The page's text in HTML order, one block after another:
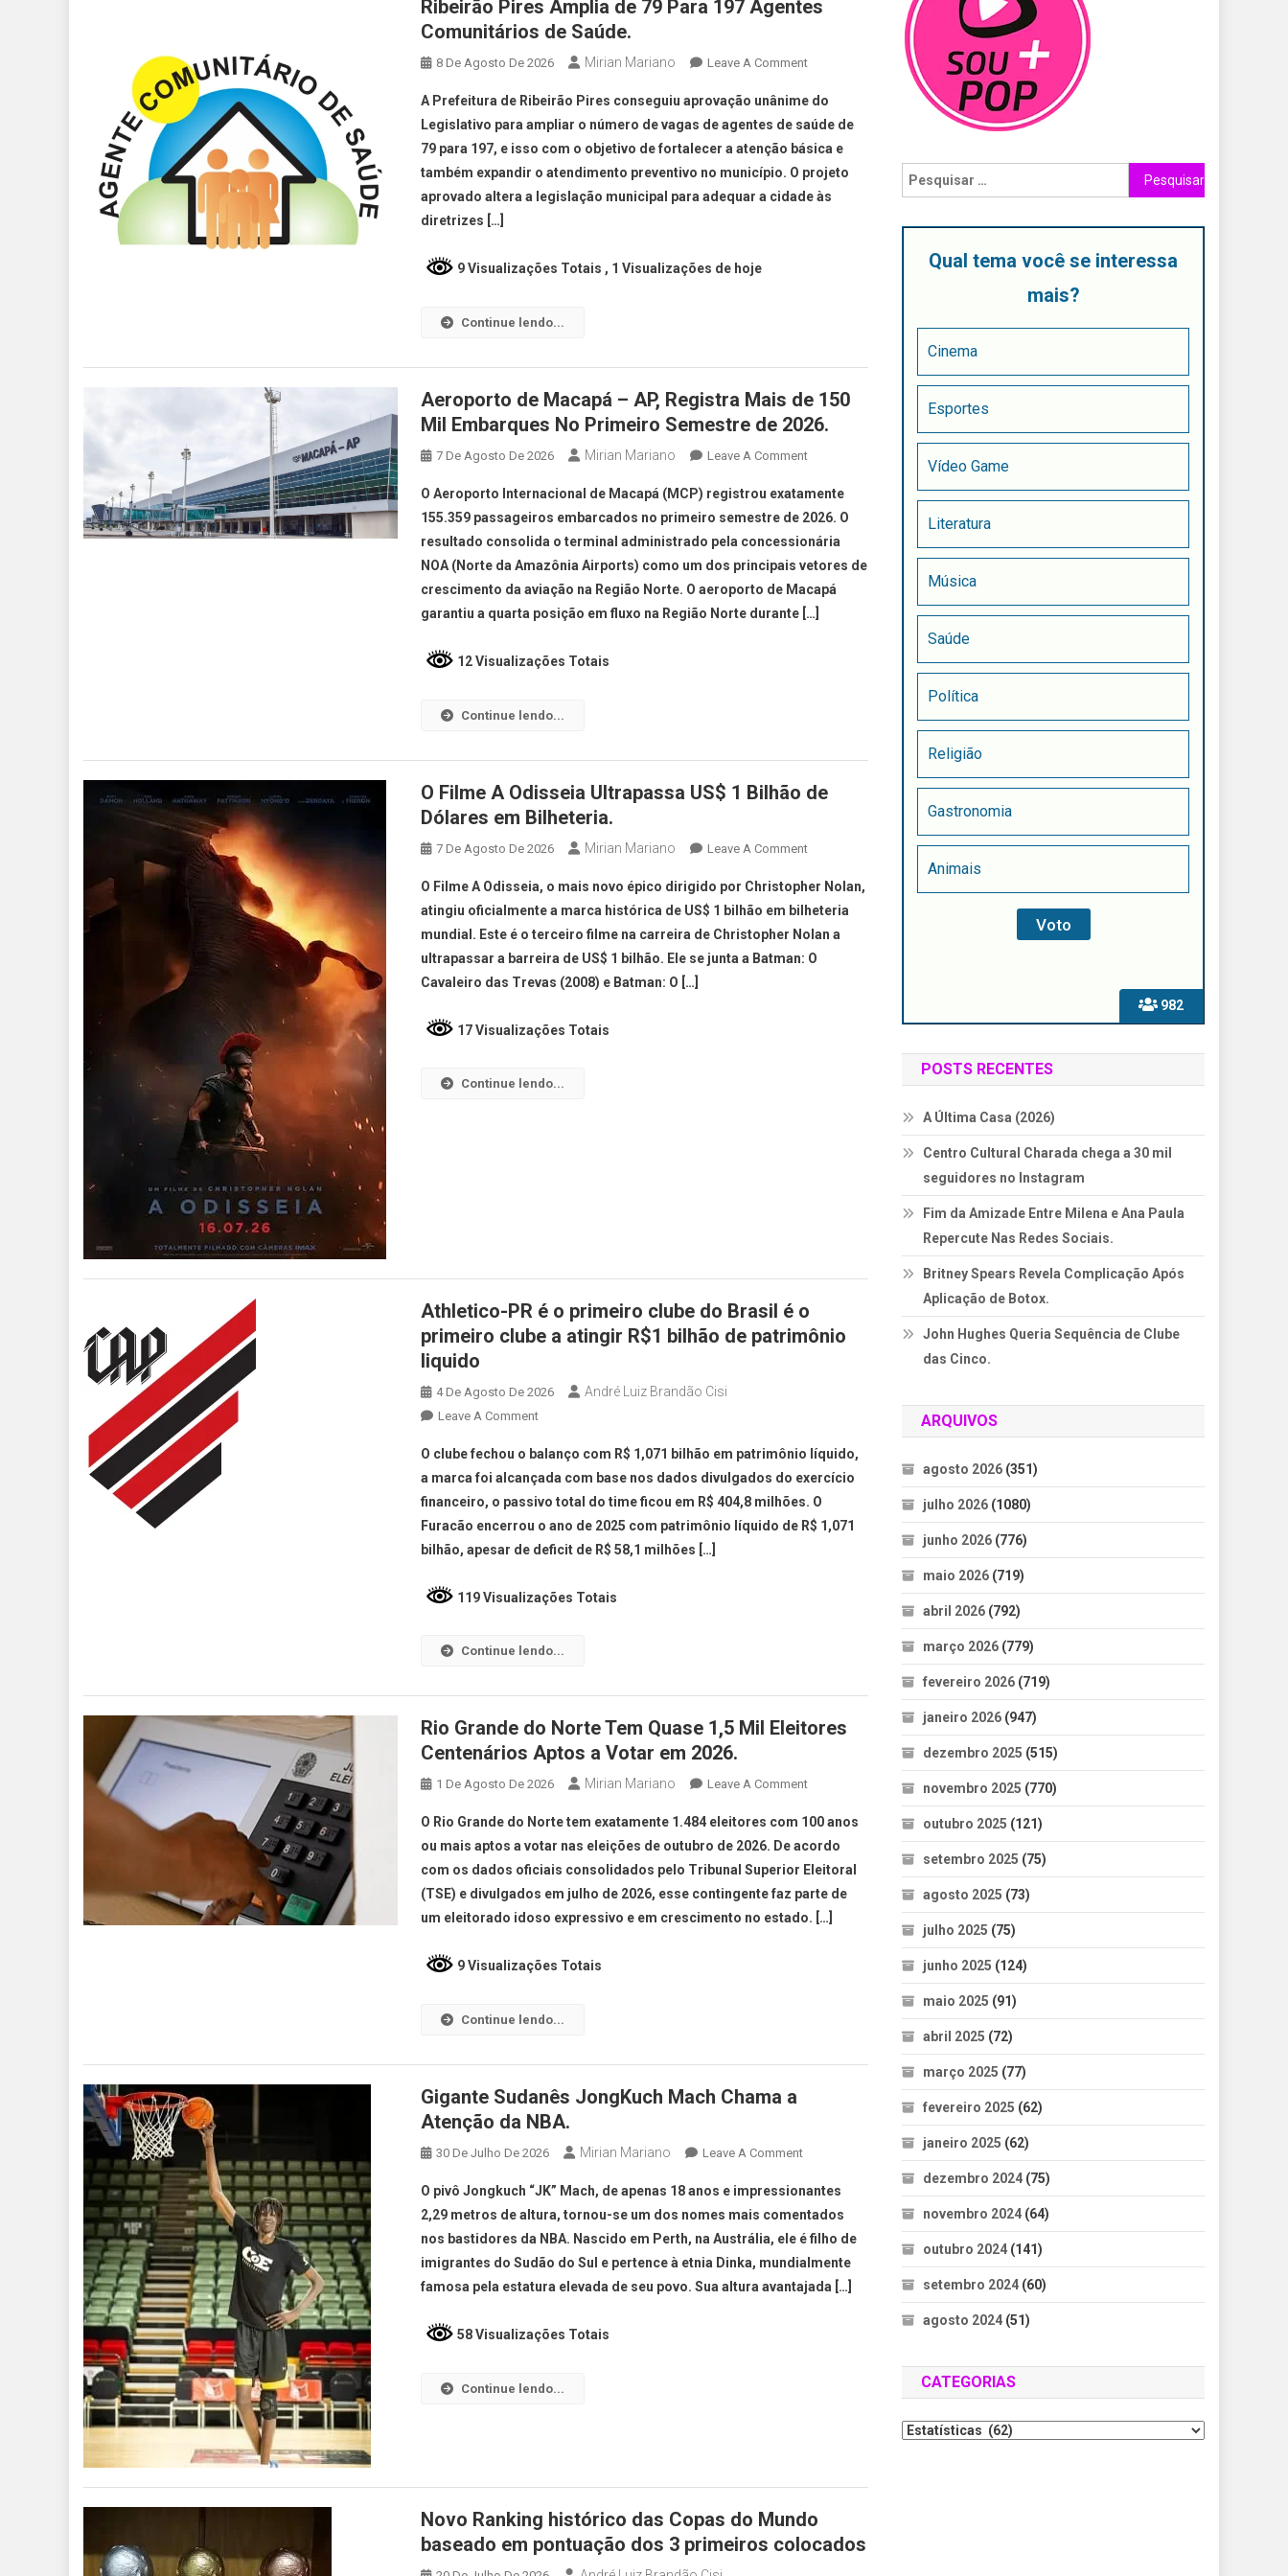
Ribeirão Pires Amplia de 79 Para 197 Agentes
Comunitários de Saúde.
8 De Agosto De 2026 Mirian Mariano Leave A Comment
A Prefeitura de Ribeirão Pires conseguiu aprovação unânime do
Legislativo para ampliar o número de vagas de agentes de saúde de
79 para 197, e isso com o objetivo de fortalecer a atenção básica e
também expandir o atendimento preventivo no município. O projeto
aprovado altera a legislação municipal para adequar a cidade às
diretrizes […]
9 Visualizações Totais , 1 Visualizações de hoje
Continue lendo...
Aeroporto de Macapá – AP, Registra Mais de 150
Mil Embarques No Primeiro Semestre de 2026.
7 De Agosto De 2026 Mirian Mariano Leave A Comment
O Aeroporto Internacional de Macapá (MCP) registrou exatamente
155.359 passageiros embarcados no primeiro semestre de 2026. O
resultado consolida o terminal administrado pela concessionária
NOA (Norte da Amazônia Airports) como um dos principais vetores de
crescimento da aviação na Região Norte. O aeroporto de Macapá
garantiu a quarta posição em fluxo na Região Norte durante […]
12 Visualizações Totais
Continue lendo...
O Filme A Odisseia Ultrapassa US$ 1 Bilhão de
Dólares em Bilheteria.
7 De Agosto De 2026 Mirian Mariano Leave A Comment
O Filme A Odisseia, o mais novo épico dirigido por Christopher Nolan,
atingiu oficialmente a marca histórica de US$ 1 bilhão em bilheteria
mundial. Este é o terceiro filme na carreira de Christopher Nolan a
ultrapassar a barreira de US$ 1 bilhão. Ele se junta a Batman: O
Cavaleiro das Trevas (2008) e Batman: O […]
17 Visualizações Totais
Continue lendo...
Athletico-PR é o primeiro clube do Brasil é o
primeiro clube a atingir R$1 bilhão de patrimônio
liquido
4 De Agosto De 2026 André Luiz Brandão Cisi
Leave A Comment
O clube fechou o balanço com R$ 1,071 bilhão em patrimônio líquido,
a marca foi alcançada com base nos dados divulgados do exercício
financeiro, o passivo total do time ficou em R$ 404,8 milhões. O
Furacão encerrou o ano de 2025 com patrimônio líquido de R$ 1,071
bilhão, apesar de deficit de R$ 58,1 milhões […]
119 Visualizações Totais
Continue lendo...
Rio Grande do Norte Tem Quase 1,5 Mil Eleitores
Centenários Aptos a Votar em 2026.
1 De Agosto De 2026 Mirian Mariano Leave A Comment
O Rio Grande do Norte tem exatamente 1.484 eleitores com 100 anos
ou mais aptos a votar nas eleições de outubro de 2026. De acordo
com os dados oficiais consolidados pelo Tribunal Superior Eleitoral
(TSE) e divulgados em julho de 2026, esse contingente faz parte de
um eleitorado idoso expressivo e em crescimento no estado. […]
9 Visualizações Totais
Continue lendo...
Gigante Sudanês JongKuch Mach Chama a
Atenção da NBA.
30 De Julho De 2026 Mirian Mariano Leave A Comment
O pivô Jongkuch “JK” Mach, de apenas 18 anos e impressionantes
2,29 metros de altura, tornou-se um dos nomes mais comentados
nos bastidores da NBA. Nascido em Perth, na Austrália, ele é filho de
imigrantes do Sudão do Sul e pertence à etnia Dinka, mundialmente
famosa pela estatura elevada de seu povo. Sua altura avantajada […]
58 Visualizações Totais
Continue lendo...
Novo Ranking histórico das Copas do Mundo
baseado em pontuação dos 3 primeiros colocados
982
Qual tema você se interessa
mais?
Cinema
Esportes
Vídeo Game
Literatura
Música
Saúde
Política
Religião
Gastronomia
Animais
POSTS RECENTES
A Última Casa (2026)
Centro Cultural Charada chega a 30 mil
seguidores no Instagram
Fim da Amizade Entre Milena e Ana Paula
Repercute Nas Redes Sociais.
Britney Spears Revela Complicação Após
Aplicação de Botox.
John Hughes Queria Sequência de Clube
das Cinco.
ARQUIVOS
agosto 2026 (351)
julho 2026 (1080)
junho 2026 (776)
maio 2026 (719)
abril 2026 (792)
março 2026 (779)
fevereiro 2026 (719)
janeiro 2026 (947)
dezembro 2025 (515)
novembro 2025 (770)
outubro 2025 (121)
setembro 2025 (75)
agosto 2025 (73)
julho 2025 (75)
junho 2025 (124)
maio 2025 (91)
abril 2025 (72)
março 2025 (77)
fevereiro 2025 (62)
janeiro 2025 (62)
dezembro 2024 (75)
novembro 2024 (64)
outubro 2024 (141)
setembro 2024 (60)
agosto 2024 (51)
CATEGORIAS